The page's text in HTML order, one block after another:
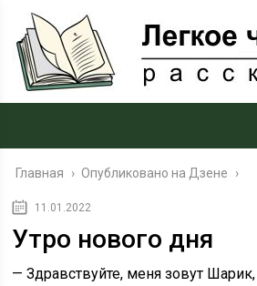
Главная › Опубликовано на Дзене ›
11.01.2022
Утро нового дня
— Здравствуйте, меня зовут